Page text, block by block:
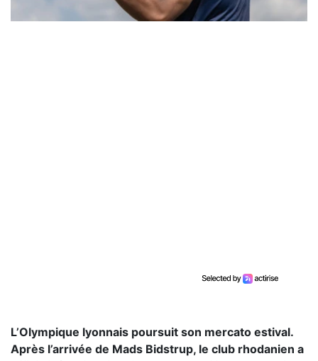
L’Olympique lyonnais poursuit son mercato estival.
Après l’arrivée de Mads Bidstrup, le club rhodanien a